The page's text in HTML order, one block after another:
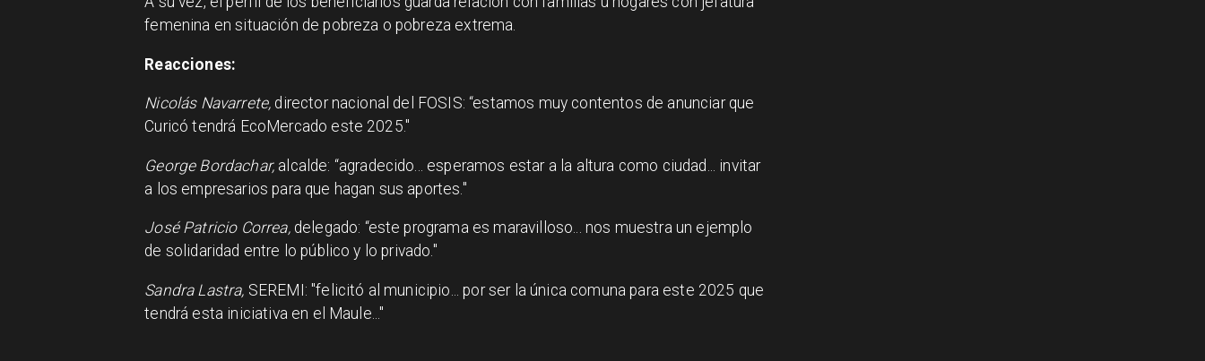
femenina en situación de pobreza o pobreza extrema.
Reacciones:
Nicolás Navarrete, director nacional del FOSIS: “estamos muy contentos de anunciar que
Curicó tendrá EcoMercado este 2025."
George Bordachar, alcalde: “agradecido... esperamos estar a la altura como ciudad... invitar
a los empresarios para que hagan sus aportes."
José Patricio Correa,delegado: “este programa es maravilloso... nos muestra un ejemplo
de solidaridad entre lo público y lo privado."
Sandra Lastra, SEREMI: "felicitó al municipio... por ser la única comuna para este 2025 que
tendrá esta iniciativa en el Maule..."